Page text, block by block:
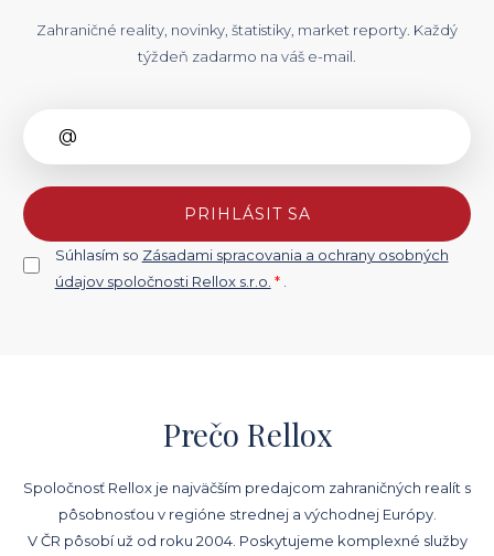
Zahraničné reality, novinky, štatistiky, market reporty. Každý
týždeň zadarmo na váš e-mail.
PRIHLÁSIT SA
Súhlasím so Zásadami spracovania a ochrany osobných
údajov spoločnosti Rellox s.r.o. * .
Prečo Rellox
Spoločnosť Rellox je najväčším predajcom zahraničných realít s
pôsobnosťou v regióne strednej a východnej Európy.
V ČR pôsobí už od roku 2004. Poskytujeme komplexné služby